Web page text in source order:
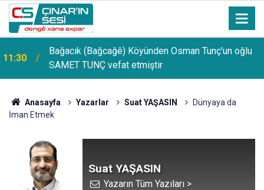
11:30
Bağacık (Bağcağê) Köyünden Osman Tunç'un oğlu
SAMET TUNÇ vefat etmiştir
Anasayfa Yazarlar Suat YAŞASIN
Dünyaya da
İman Etmek
Suat YAŞASIN
Yazarın Tüm Yazıları >